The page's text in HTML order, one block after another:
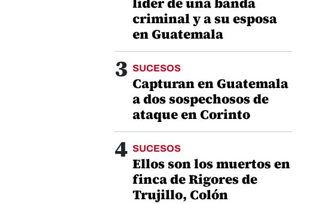
criminal y a su esposa
en Guatemala
3 SUCESOS
Capturan en Guatemala
a dos sospechosos de
ataque en Corinto
4 SUCESOS
Ellos son los muertos en
finca de Rigores de
Trujillo, Colón